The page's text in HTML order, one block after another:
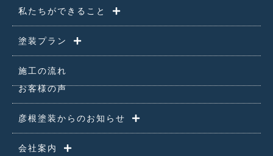
私たちができること
塗装プラン
施工の流れ
お客様の声
彦根塗装からのお知らせ
会社案内